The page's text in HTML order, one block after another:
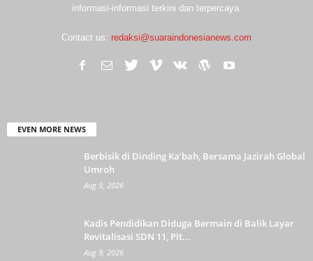
informasi-informasi terkini dan terpercaya.
Contact us: redaksi@suaraindonesianews.com
EVEN MORE NEWS
Berbisik di Dinding Ka’bah, Bersama Jazirah Global
Umroh
Aug 9, 2026
Kadis Pendidikan Diduga Bermain di Balik Layar
Revitalisasi SDN 11, Plt...
Aug 9, 2026